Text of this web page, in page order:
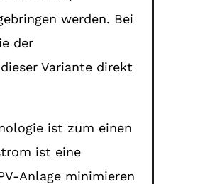
werden. Bei
der
Variante direkt
ist zum einen
ist eine
Anlage minimieren